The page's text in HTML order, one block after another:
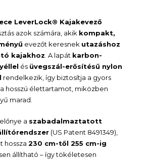
LeverLock® Kajakevező
azok számára, akik kompakt,
evezőt keresnek utazáshoz
kajakhoz . A lapát karbon-
és üvegszál-erősítésű nylon
rendelkezik, így biztosítja a gyors
hosszú élettartamot, miközben
marad.
a szabadalmaztatott
(US Patent 8491349),
hossza 230 cm-től 255 cm-ig
állítható – így tökéletesen